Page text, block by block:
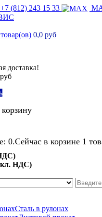
+7 (812) 243 15 33
0,0 руб
доставка!
0.Сейчас в корзине 1
НДС)
Сталь в рулонах